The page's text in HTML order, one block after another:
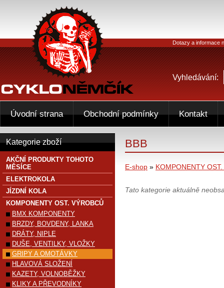
BBB
E-shop » KOMPONENTY
Tato kategorie aktuálně
Kategorie zboží
AKČNÍ PRODUKTY TOHOTO
MĚSÍCE
ELEKTROKOLA
JÍZDNÍ KOLA
KOMPONENTY OST. VÝROBCŮ
BMX KOMPONENTY
BRZDY, BOVDENY, LANKA
DRÁTY, NIPLE
DUŠE, VENTILKY, VLOŽKY
GRIPY A OMOTÁVKY
HLAVOVÁ SLOŽENÍ
KAZETY, VOLNOBĚŽKY
KLIKY A PŘEVODNÍKY
Dotazy a informace
Vyhledávání:
Úvodní strana Obchodní podmínky Kontakt